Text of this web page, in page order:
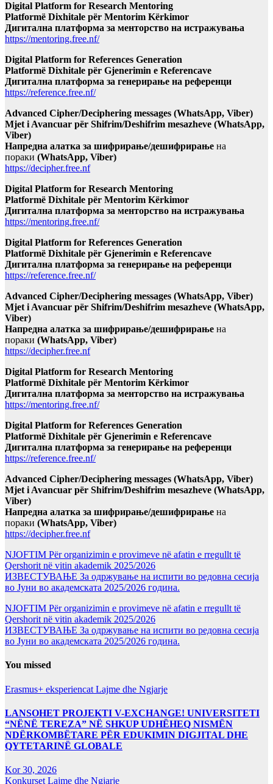
Digital Platform for Research Mentoring
Platformë Dixhitale për Mentorim Kërkimor
Дигитална платформа за менторство на истражувања
https://mentoring.free.nf/
Digital Platform for References Generation
Platformë Dixhitale për Gjenerimin e Referencave
Дигитална платформа за генерирање на референци
https://reference.free.nf/
Advanced Cipher/Deciphering messages (WhatsApp, Viber)
Mjet i Avancuar për Shifrim/Deshifrim mesazheve (WhatsApp,
Viber)
Напредна алатка за шифрирање/дешифрирање на
пораки (WhatsApp, Viber)
https://decipher.free.nf
Digital Platform for Research Mentoring
Platformë Dixhitale për Mentorim Kërkimor
Дигитална платформа за менторство на истражувања
https://mentoring.free.nf/
Digital Platform for References Generation
Platformë Dixhitale për Gjenerimin e Referencave
Дигитална платформа за генерирање на референци
https://reference.free.nf/
Advanced Cipher/Deciphering messages (WhatsApp, Viber)
Mjet i Avancuar për Shifrim/Deshifrim mesazheve (WhatsApp,
Viber)
Напредна алатка за шифрирање/дешифрирање на
пораки (WhatsApp, Viber)
https://decipher.free.nf
Digital Platform for Research Mentoring
Platformë Dixhitale për Mentorim Kërkimor
Дигитална платформа за менторство на истражувања
https://mentoring.free.nf/
Digital Platform for References Generation
Platformë Dixhitale për Gjenerimin e Referencave
Дигитална платформа за генерирање на референци
https://reference.free.nf/
Advanced Cipher/Deciphering messages (WhatsApp, Viber)
Mjet i Avancuar për Shifrim/Deshifrim mesazheve (WhatsApp,
Viber)
Напредна алатка за шифрирање/дешифрирање на
пораки (WhatsApp, Viber)
https://decipher.free.nf
NJOFTIM Për organizimin e provimeve në afatin e rregullt të
Qershorit në vitin akademik 2025/2026
ИЗВЕСТУВАЊЕ За одржување на испити во редовна сесија
во Јуни во академската 2025/2026 година.
NJOFTIM Për organizimin e provimeve në afatin e rregullt të
Qershorit në vitin akademik 2025/2026
ИЗВЕСТУВАЊЕ За одржување на испити во редовна сесија
во Јуни во академската 2025/2026 година.
You missed
Erasmus+ eksperiencat Lajme dhe Ngjarje
LANSOHET PROJEKTI V-EXCHANGE! UNIVERSITETI
“NËNË TEREZA” NË SHKUP UDHËHEQ NISMËN
NDËRKOMBËTARE PËR EDUKIMIN DIGJITAL DHE
QYTETARINË GLOBALE
Kor 30, 2026
Konkurset Lajme dhe Ngjarje